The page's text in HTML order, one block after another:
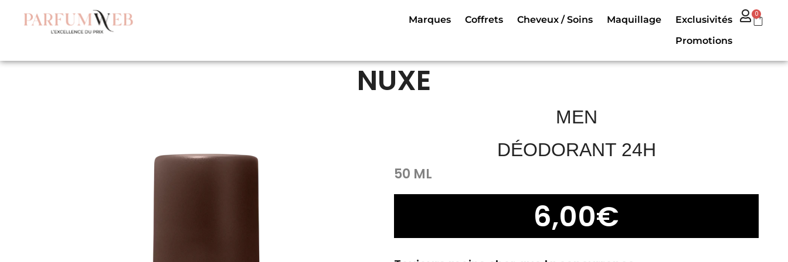
Marques Coffrets Cheveux / Soins Maquillage
Exclusivités
Promotions
0
NUXE
MEN
DÉODORANT 24H
50 ML
6,00€